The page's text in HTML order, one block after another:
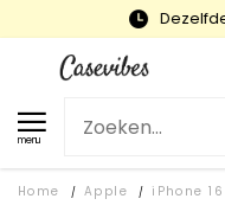
Snelle
menu
Home / Apple / iPhone